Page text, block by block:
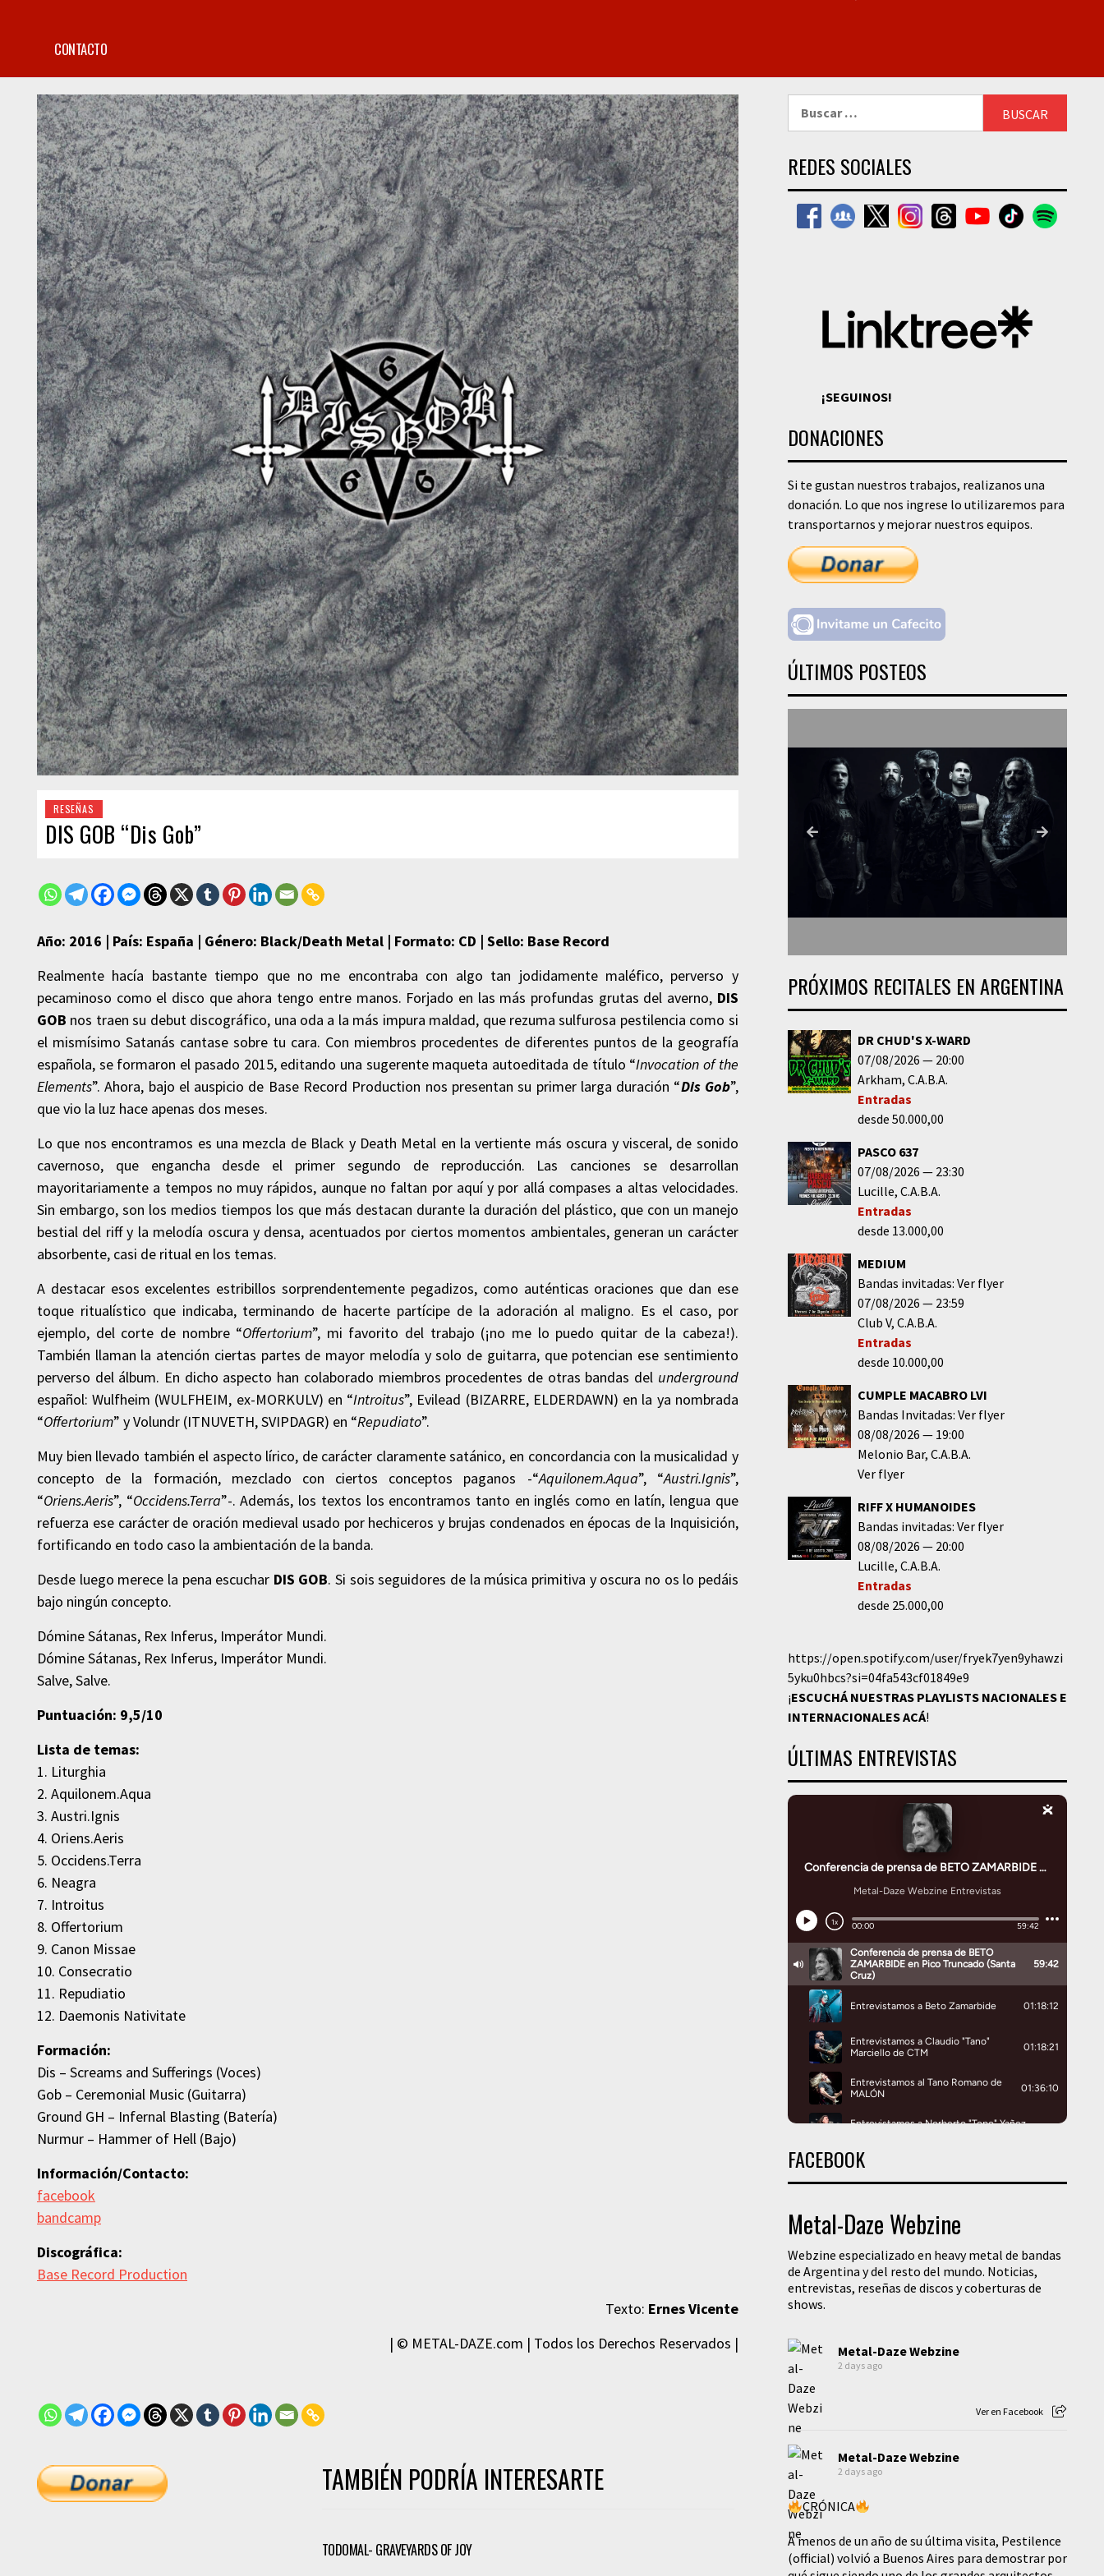
CONTACTO
RESEÑAS
DIS GOB “Dis Gob”
Año: 2016 | País: España | Género: Black/Death Metal | Formato: CD | Sello: Base Record
Realmente hacía bastante tiempo que no me encontraba con algo tan jodidamente maléfico, perverso y
pecaminoso como el disco que ahora tengo entre manos. Forjado en las más profundas grutas del averno, DIS
GOB nos traen su debut discográfico, una oda a la más impura maldad, que rezuma sulfurosa pestilencia como si
el mismísimo Satanás cantase sobre tu cara. Con miembros procedentes de diferentes puntos de la geografía
española, se formaron el pasado 2015, editando una sugerente maqueta autoeditada de título “Invocation of the
Elements”. Ahora, bajo el auspicio de Base Record Production nos presentan su primer larga duración “Dis Gob”,
que vio la luz hace apenas dos meses.
Lo que nos encontramos es una mezcla de Black y Death Metal en la vertiente más oscura y visceral, de sonido
cavernoso, que engancha desde el primer segundo de reproducción. Las canciones se desarrollan
mayoritariamente a tempos no muy rápidos, aunque no faltan por aquí y por allá compases a altas velocidades.
Sin embargo, son los medios tiempos los que más destacan durante la duración del plástico, que con un manejo
bestial del riff y la melodía oscura y densa, acentuados por ciertos momentos ambientales, generan un carácter
absorbente, casi de ritual en los temas.
A destacar esos excelentes estribillos sorprendentemente pegadizos, como auténticas oraciones que dan ese
toque ritualístico que indicaba, terminando de hacerte partícipe de la adoración al maligno. Es el caso, por
ejemplo, del corte de nombre “Offertorium”, mi favorito del trabajo (¡no me lo puedo quitar de la cabeza!).
También llaman la atención ciertas partes de mayor melodía y solo de guitarra, que potencian ese sentimiento
perverso del álbum. En dicho aspecto han colaborado miembros procedentes de otras bandas del underground
español: Wulfheim (WULFHEIM, ex-MORKULV) en “Introitus”, Evilead (BIZARRE, ELDERDAWN) en la ya nombrada
“Offertorium” y Volundr (ITNUVETH, SVIPDAGR) en “Repudiato”.
Muy bien llevado también el aspecto lírico, de carácter claramente satánico, en concordancia con la musicalidad y
concepto de la formación, mezclado con ciertos conceptos paganos -“Aquilonem.Aqua”, “Austri.Ignis”,
“Oriens.Aeris”, “Occidens.Terra”-. Además, los textos los encontramos tanto en inglés como en latín, lengua que
refuerza ese carácter de oración medieval usado por hechiceros y brujas condenados en épocas de la Inquisición,
fortificando en todo caso la ambientación de la banda.
Desde luego merece la pena escuchar DIS GOB. Si sois seguidores de la música primitiva y oscura no os lo pedáis
bajo ningún concepto.
Dómine Sátanas, Rex Inferus, Imperátor Mundi.
Dómine Sátanas, Rex Inferus, Imperátor Mundi.
Salve, Salve.
Puntuación: 9,5/10
Lista de temas:
1. Liturghia
2. Aquilonem.Aqua
3. Austri.Ignis
4. Oriens.Aeris
5. Occidens.Terra
6. Neagra
7. Introitus
8. Offertorium
9. Canon Missae
10. Consecratio
11. Repudiatio
12. Daemonis Nativitate
Formación:
Dis – Screams and Sufferings (Voces)
Gob – Ceremonial Music (Guitarra)
Ground GH – Infernal Blasting (Batería)
Nurmur – Hammer of Hell (Bajo)
Información/Contacto:
facebook
bandcamp
Discográfica:
Base Record Production
Texto: Ernes Vicente
| © METAL-DAZE.com | Todos los Derechos Reservados |
TAMBIÉN PODRÍA INTERESARTE
TODOMAL- GRAVEYARDS OF JOY
REDES SOCIALES
¡SEGUINOS!
DONACIONES
Si te gustan nuestros trabajos, realizanos una
donación. Lo que nos ingrese lo utilizaremos para
transportarnos y mejorar nuestros equipos.
ÚLTIMOS POSTEOS
PRÓXIMOS RECITALES EN ARGENTINA
DR CHUD'S X-WARD
07/08/2026
20:00
Arkham C.A.B.A.
Entradas
desde 50.000,00
PASCO 637
07/08/2026
23:30
Lucille C.A.B.A.
Entradas
desde 13.000,00
MEDIUM
Bandas invitadas: Ver flyer
07/08/2026
23:59
Club V C.A.B.A.
Entradas
desde 10.000,00
CUMPLE MACABRO LVI
Bandas Invitadas: Ver flyer
08/08/2026
19:00
Melonio Bar C.A.B.A.
Ver flyer
RIFF X HUMANOIDES
Bandas invitadas: Ver flyer
08/08/2026
20:00
Lucille C.A.B.A.
Entradas
desde 25.000,00
https://open.spotify.com/user/fryek7yen9yhawzi
5yku0hbcs?si=04fa543cf01849e9
¡ESCUCHÁ NUESTRAS PLAYLISTS NACIONALES E
INTERNACIONALESACÁ!
ÚLTIMAS ENTREVISTAS
FACEBOOK
Metal-Daze Webzine
Webzine especializado en heavy metal de bandas
de Argentina y del resto del mundo. Noticias,
entrevistas, reseñas de discos y coberturas de
shows.
Metal-Daze Webzine
2 days ago
Ver en Facebook
Metal-Daze Webzine
2 days ago
CRÓNICA
A menos de un año de su última visita, Pestilence
(official) volvió a Buenos Aires para demostrar por